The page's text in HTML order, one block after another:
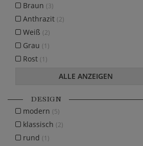
Braun (3)
Anthrazit (2)
Weiß (2)
Grau (1)
Rost (1)
ALLE ANZEIGEN
DESIGN
modern (5)
klassisch (2)
rund (1)